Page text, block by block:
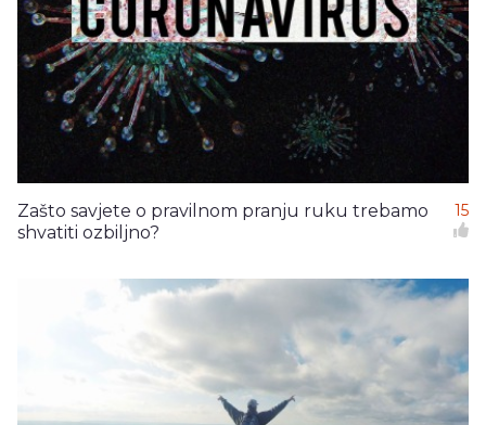
Zašto savjete o pravilnom pranju ruku trebamo
shvatiti ozbiljno?
15